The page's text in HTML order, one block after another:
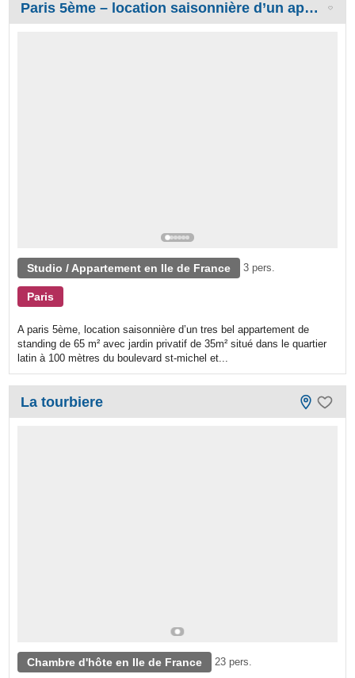
Paris 5ème – location saisonnière d’un appartement meublé de standing de 65 m² avec jardin privatif de 35 m².
Studio / Appartement en Ile de France 3 pers.
Paris
A paris 5ème, location saisonnière d’un tres bel appartement de
standing de 65 m² avec jardin privatif de 35m² situé dans le quartier
latin à 100 mètres du boulevard st-michel et...
La tourbiere
Chambre d'hôte en Ile de France 23 pers.